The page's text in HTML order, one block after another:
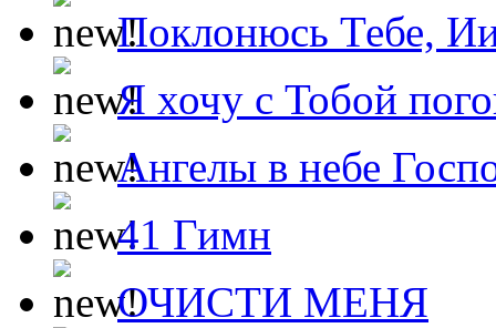
Поклонюсь Тебе,
Я хочу с Тобой
Ангелы в небе
41 Гимн
ОЧИСТИ МЕНЯ